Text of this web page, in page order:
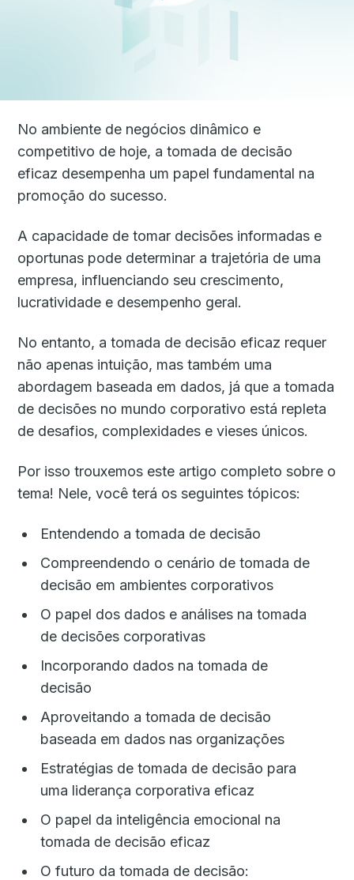
No ambiente de negócios dinâmico e
competitivo de hoje, a tomada de decisão
eficaz desempenha um papel fundamental na
promoção do sucesso.
A capacidade de tomar decisões informadas e
oportunas pode determinar a trajetória de uma
empresa, influenciando seu crescimento,
lucratividade e desempenho geral.
No entanto, a tomada de decisão eficaz requer
não apenas intuição, mas também uma
abordagem baseada em dados, já que a tomada
de decisões no mundo corporativo está repleta
de desafios, complexidades e vieses únicos.
Por isso trouxemos este artigo completo sobre o
tema! Nele, você terá os seguintes tópicos:
Entendendo a tomada de decisão
Compreendendo o cenário de tomada de
decisão em ambientes corporativos
O papel dos dados e análises na tomada
de decisões corporativas
Incorporando dados na tomada de
decisão
Aproveitando a tomada de decisão
baseada em dados nas organizações
Estratégias de tomada de decisão para
uma liderança corporativa eficaz
O papel da inteligência emocional na
tomada de decisão eficaz
O futuro da tomada de decisão: